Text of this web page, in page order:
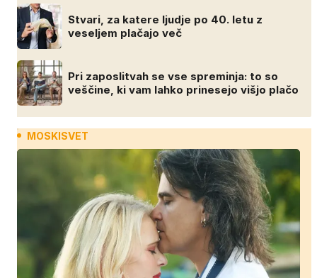
Stvari, za katere ljudje po 40. letu z
veseljem plačajo več
Pri zaposlitvah se vse spreminja: to so
veščine, ki vam lahko prinesejo višjo plačo
MOSKISVET